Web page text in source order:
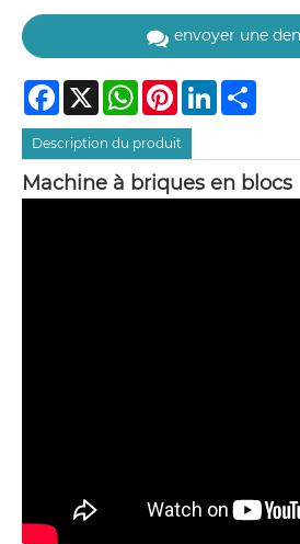
envoyer une
Facebook
X WhatsAppPinterestLinkedIn
Description du produit
Machine à briques en blocs